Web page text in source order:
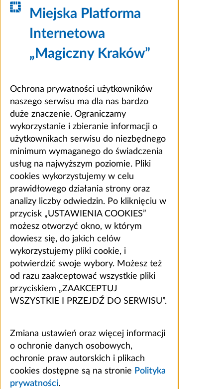
Miejska Platforma
Internetowa
„Magiczny Kraków”
Ochrona prywatności użytkowników
naszego serwisu ma dla nas bardzo
duże znaczenie. Ograniczamy
wykorzystanie i zbieranie informacji o
użytkownikach serwisu do niezbędnego
minimum wymaganego do świadczenia
usług na najwyższym poziomie. Pliki
cookies wykorzystujemy w celu
prawidłowego działania strony oraz
analizy liczby odwiedzin. Po kliknięciu w
przycisk „USTAWIENIA COOKIES”
możesz otworzyć okno, w którym
dowiesz się, do jakich celów
wykorzystujemy pliki cookie, i
potwierdzić swoje wybory. Możesz też
od razu zaakceptować wszystkie pliki
przyciskiem „ZAAKCEPTUJ
WSZYSTKIE I PRZEJDŹ DO SERWISU”.
Zmiana ustawień oraz więcej informacji
o ochronie danych osobowych,
ochronie praw autorskich i plikach
cookies dostępne są na stronie Polityka
prywatności.